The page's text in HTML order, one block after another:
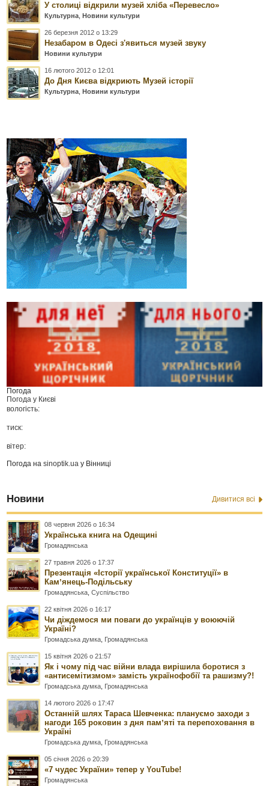
У столиці відкрили музей хліба «Перевесло»
Культурна Новини культури
26 березня 2012 о 13:29
Незабаром в Одесі з'явиться музей звуку
Новини культури
16 лютого 2012 о 12:01
До Дня Києва відкриють Музей історії
Культурна Новини культури
Погода
Погода у Києві
вологість:
тиск:
вітер:
Погода наsinoptik.ua у Вінниці
Новини Дивитися всі
08 червня 2026 о 16:34
Українська книга на Одещині
Громадянська
27 травня 2026 о 17:37
Презентація «Історії української Конституції» в
Камʼянець-Подільську
Громадянська,Суспільство
22 квітня 2026 о 16:17
Чи діждемося ми поваги до українців у воюючій
Україні?
Громадська думка, Громадянська
15 квітня 2026 о 21:57
Як і чому під час війни влада вирішила боротися з
«антисемітизмом» замість українофобії та рашизму?!
Громадська думка, Громадянська
14 лютого 2026 о 17:47
Останній шлях Тараса Шевченка: плануємо заходи з
нагоди 165 роковин з дня памʼяті та перепоховання в
Україні
Громадська думка, Громадянська
05 січня 2026 о 20:39
«7 чудес України» тепер у YouTube!
Громадянська